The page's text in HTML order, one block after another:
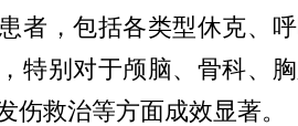
者，包括各类型休克、
特别对于颅脑、骨科、
伤救治等方面成效显著。